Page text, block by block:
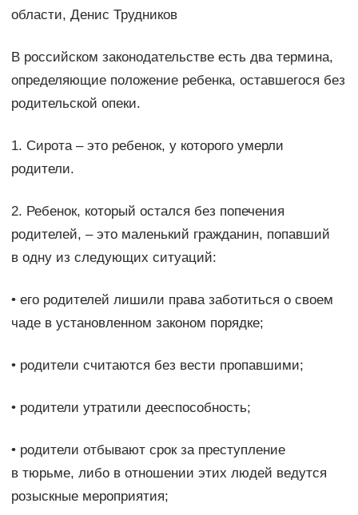
области, Денис Трудников
В российском законодательстве есть два термина,
определяющие положение ребенка, оставшегося без
родительской опеки.
1. Сирота – это ребенок, у которого умерли
родители.
2. Ребенок, который остался без попечения
родителей, – это маленький гражданин, попавший
в одну из следующих ситуаций:
• его родителей лишили права заботиться о своем
чаде в установленном законом порядке;
• родители считаются без вести пропавшими;
• родители утратили дееспособность;
• родители отбывают срок за преступление
в тюрьме, либо в отношении этих людей ведутся
розыскные мероприятия;